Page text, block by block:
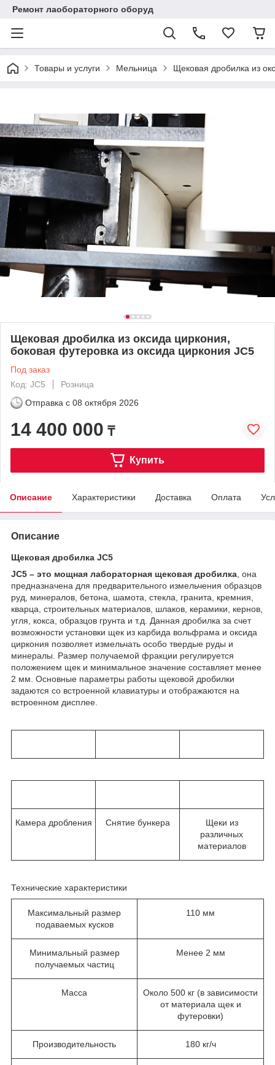
Ремонт лаобораторного оборуд
Товары и услуги Мельница Щековая дробилка из
Щековая дробилка из оксида циркония,
боковая футеровка из оксида циркония JC5
Под заказ
Код: JC5
Розница
Отправка с 08 октября 2026
14 400 000 ₸
Купить
Описание Характеристики Доставка Оплата
Описание
Щековая дробилка JC5
JC5 – это мощная лабораторная щековая дробилка , она
предназначена для предварительного измельчения образцов
руд, минералов, бетона, шамота, стекла, гранита, кремния,
кварца, строительных материалов, шлаков, керамики, кернов,
угля, кокса, образцов грунта и т.д. Данная дробилка за счет
возможности установки щек из карбида вольфрама и оксида
циркония позволяет измельчать особо твердые руды и
минералы. Размер получаемой фракции регулируется
положением щек и минимальное значение составляет менее
2 мм. Основные параметры работы щековой дробилки
задаются со встроенной клавиатуры и отображаются на
встроенном дисплее.
Камера дробления Снятие бункера
Щеки из
различных
материалов
Технические характеристики
Максимальный размер
подаваемых кусков
110 мм
Минимальный размер
получаемых частиц
Менее 2 мм
Масса
Около 500 кг (в зависимости
от материала щек и
футеровки)
Производительность 180 кг/ч